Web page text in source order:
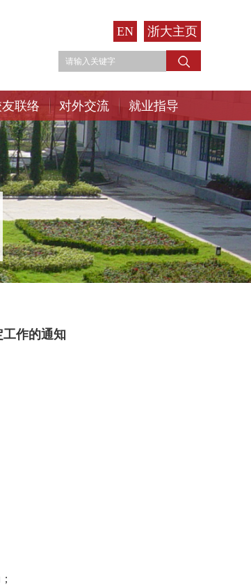
EN 浙大主页
联络 对外交流 就业指导
工作的通知